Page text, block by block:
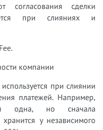
согласования сделки
при слияниях и
компании
при слиянии
платежей. Например,
одна, но сначала
у независимого